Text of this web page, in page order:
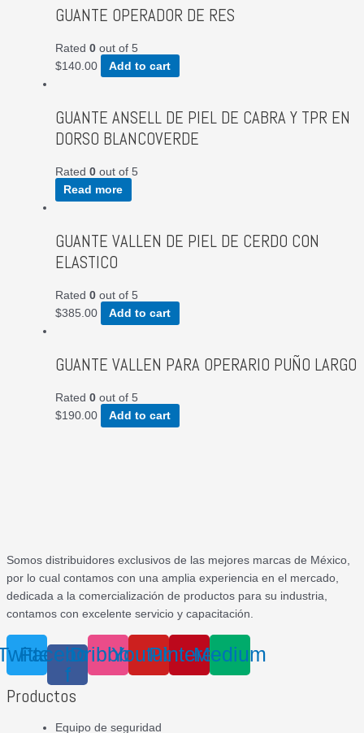
GUANTE OPERADOR DE RES
Rated 0 out of 5
$140.00 Add to cart
GUANTE ANSELL DE PIEL DE CABRA Y TPR EN
DORSO BLANCOVERDE
Rated 0 out of 5
Read more
GUANTE VALLEN DE PIEL DE CERDO CON
ELASTICO
Rated 0 out of 5
$385.00 Add to cart
GUANTE VALLEN PARA OPERARIO PUÑO LARGO
Rated 0 out of 5
$190.00 Add to cart
Somos distribuidores exclusivos de las mejores marcas de México,
por lo cual contamos con una amplia experiencia en el mercado,
dedicada a la comercialización de productos para su industria,
contamos con excelente servicio y capacitación.
Facebook-
f
DribbbleYoutubePinterestMedium
Productos
Equipo de seguridad